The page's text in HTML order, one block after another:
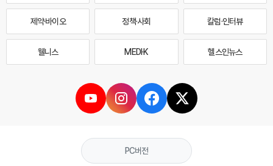
제약·바이오 정책·사회 칼럼·인터뷰
웰니스 MEDI·K 헬스인뉴스
PC버전